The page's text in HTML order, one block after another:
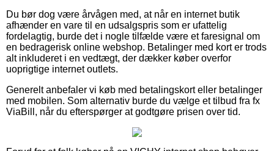
Du bør dog være årvågen med, at når en internet butik
afhænder en vare til en udsalgspris som er ufattelig
fordelagtig, burde det i nogle tilfælde være et faresignal om
en bedragerisk online webshop. Betalinger med kort er trods
alt inkluderet i en vedtægt, der dækker køber overfor
uoprigtige internet outlets.
Generelt anbefaler vi køb med betalingskort eller betalinger
med mobilen. Som alternativ burde du vælge et tilbud fra fx
ViaBill, når du efterspørger at godtgøre prisen over tid.